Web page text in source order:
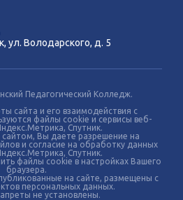
ул. Володарского, д. 5
Педагогический Колледж.
сайта и его взаимодействия с
файлы cookie и сервисы веб-
Спутник.
Вы даете разрешение на
и согласие на обработку данных
Спутник.
файлы cookie в настройках Вашего
браузера.
на сайте, размещены с
персональных данных.
не установлены.